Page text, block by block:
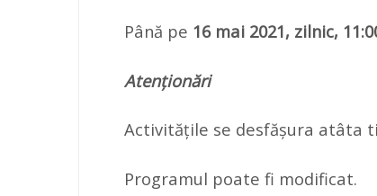
Până pe 16 mai 2021, zilnic,
Atenționări
Activitățile se desfășura atâta
Programul poate fi modificat.